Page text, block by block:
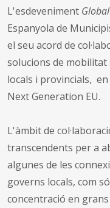
L'esdeveniment
Espanyola de
el seu acord de
solucions de
locals i provincials,
Next Generation EU.
L'àmbit de
transcendents per a
algunes de les
governs locals, com
concentració en